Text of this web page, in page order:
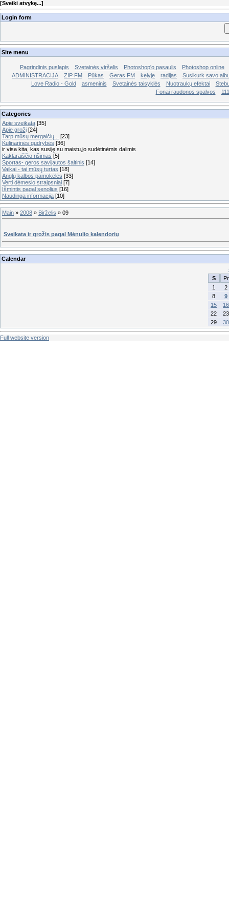
[Sveiki atvykę...]
Login form
Site menu
Pagrindinis puslapis Svetainės viršelis Photoshop'o pasaulis
Photoshop online
ADMINISTRACIJA
ZIP FM Pūkas Geras FM kelyje radijas
Susikurk savo
Love Radio - Gold
asmeninis Svetainės taisyklės Nuotraukų efektai
Fonai raudonos spalvos
111
Categories
Apie sveikatą [35]
Apie grožį [24]
Tarp mūsų mergaičių...
[23]
Kulinarinės gudrybės [36]
ir visa kita, kas susiję su maistu,jo sudėtinėmis dalimis
Kaklaraiščio rišimas [5]
Sportas- geros savijautos šaltinis [14]
Vaikai - tai mūsų turtas [18]
Anglų kalbos pamokėlės [33]
Verti dėmesio straipsniai [7]
Išmintis pagal senolius [16]
Naudinga informacija [10]
Main » 2008 » Birželis » 09
Sveikata ir grožis pagal Mėnulio kalendorių
Calendar
S
Pr
1
2
8
9
15
16
22
23
29
30
Full website version